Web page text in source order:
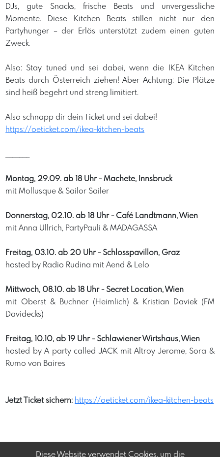
DJs, gute Snacks, frische Beats und unvergessliche
Momente. Diese Kitchen Beats stillen nicht nur den
Partyhunger – der Erlös unterstützt zudem einen guten
Zweck.
Also: Stay tuned und sei dabei, wenn die IKEA Kitchen
Beats durch Österreich ziehen! Aber Achtung: Die Plätze
sind heiß begehrt und streng limitiert.
Also schnapp dir dein Ticket und sei dabei!
https://oeticket.com/ikea-kitchen-beats
Montag, 29.09. ab 18 Uhr - Machete, Innsbruck
mit Mollusque & Sailor Sailer
Donnerstag, 02.10. ab 18 Uhr - Café Landtmann, Wien
mit Anna Ullrich, PartyPauli & MADAGASSA
Freitag, 03.10. ab 20 Uhr - Schlosspavillon, Graz
hosted by Radio Rudina mit Aend & Lelo
Mittwoch, 08.10. ab 18 Uhr - Secret Location, Wien
mit Oberst & Buchner (Heimlich) & Kristian Daviek (FM
Davidecks)
Freitag, 10.10, ab 19 Uhr - Schlawiener Wirtshaus, Wien
hosted by A party called JACK mit Altroy Jerome, Sora &
Rumo von Baires
Jetzt Ticket sichern: https://oeticket.com/ikea-kitchen-beats
Diese Website verwendet Cookies, um die